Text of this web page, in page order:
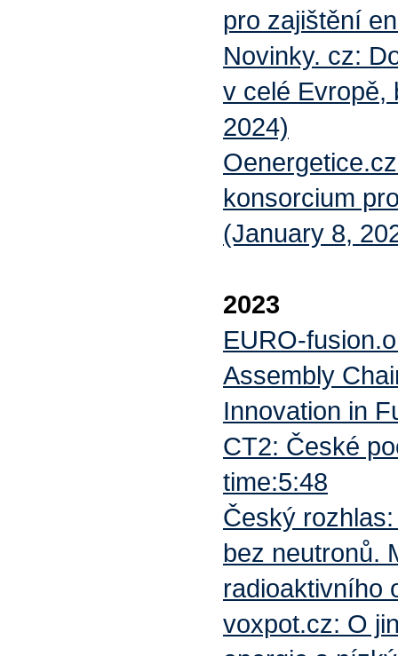
pro zajištění
Novinky. cz:
v celé Evropě,
2024)
konsorcium
(January 8,
2023
EURO-
Assembly
Innovation in
CT2: České
time:5:48
Český
bez neutronů.
radioaktivního
voxpot.cz: O